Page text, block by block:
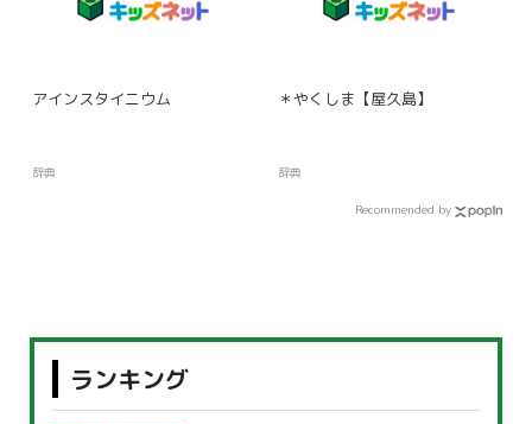
アインスタイニウム
辞典
＊やくしま【屋久島】
辞典
Recommended by
ランキング